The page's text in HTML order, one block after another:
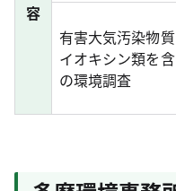
容
有害大気汚染物
イオキシン類を含
の環境調査